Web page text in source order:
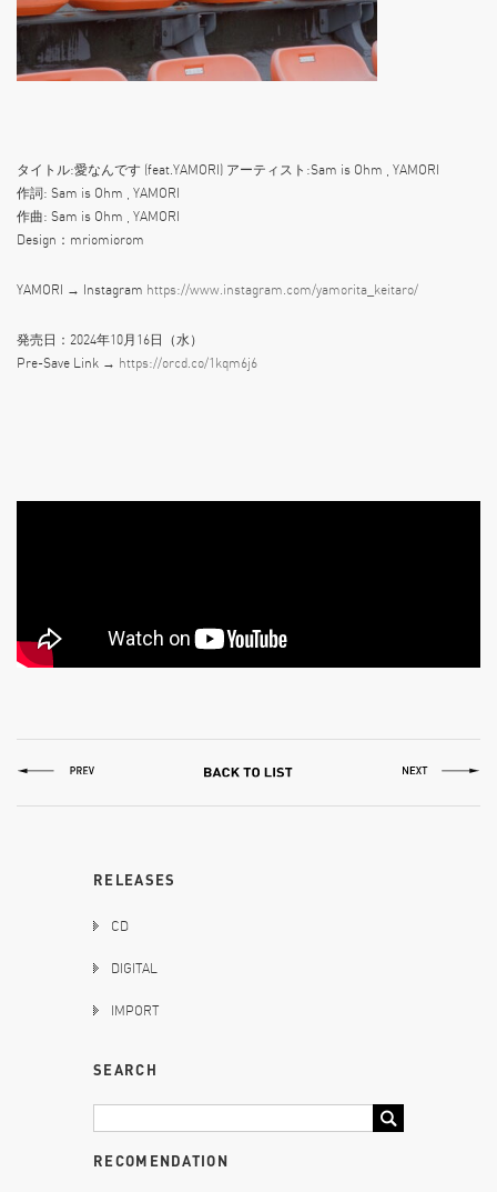
タイトル:愛なんです (feat.YAMORI) アーティスト:Sam is Ohm , YAMORI
作詞: Sam is Ohm , YAMORI
作曲: Sam is Ohm , YAMORI
Design：mriomiorom
YAMORI → Instagram https://www.instagram.com/yamorita_keitaro/
発売日：2024年10月16日（水）
Pre-Save Link → https://orcd.co/1kqm6j6
RELEASES
CD
DIGITAL
IMPORT
SEARCH
RECOMENDATION